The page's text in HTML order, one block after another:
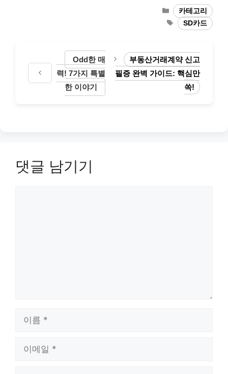
카
테
고
카테고리
태
그
SD카드
Odd한 매
력! 7가지 특별
한 이야기
부동산거래계약 신고
필증 완벽 가이드: 핵심만
쏙!
댓글 남기기